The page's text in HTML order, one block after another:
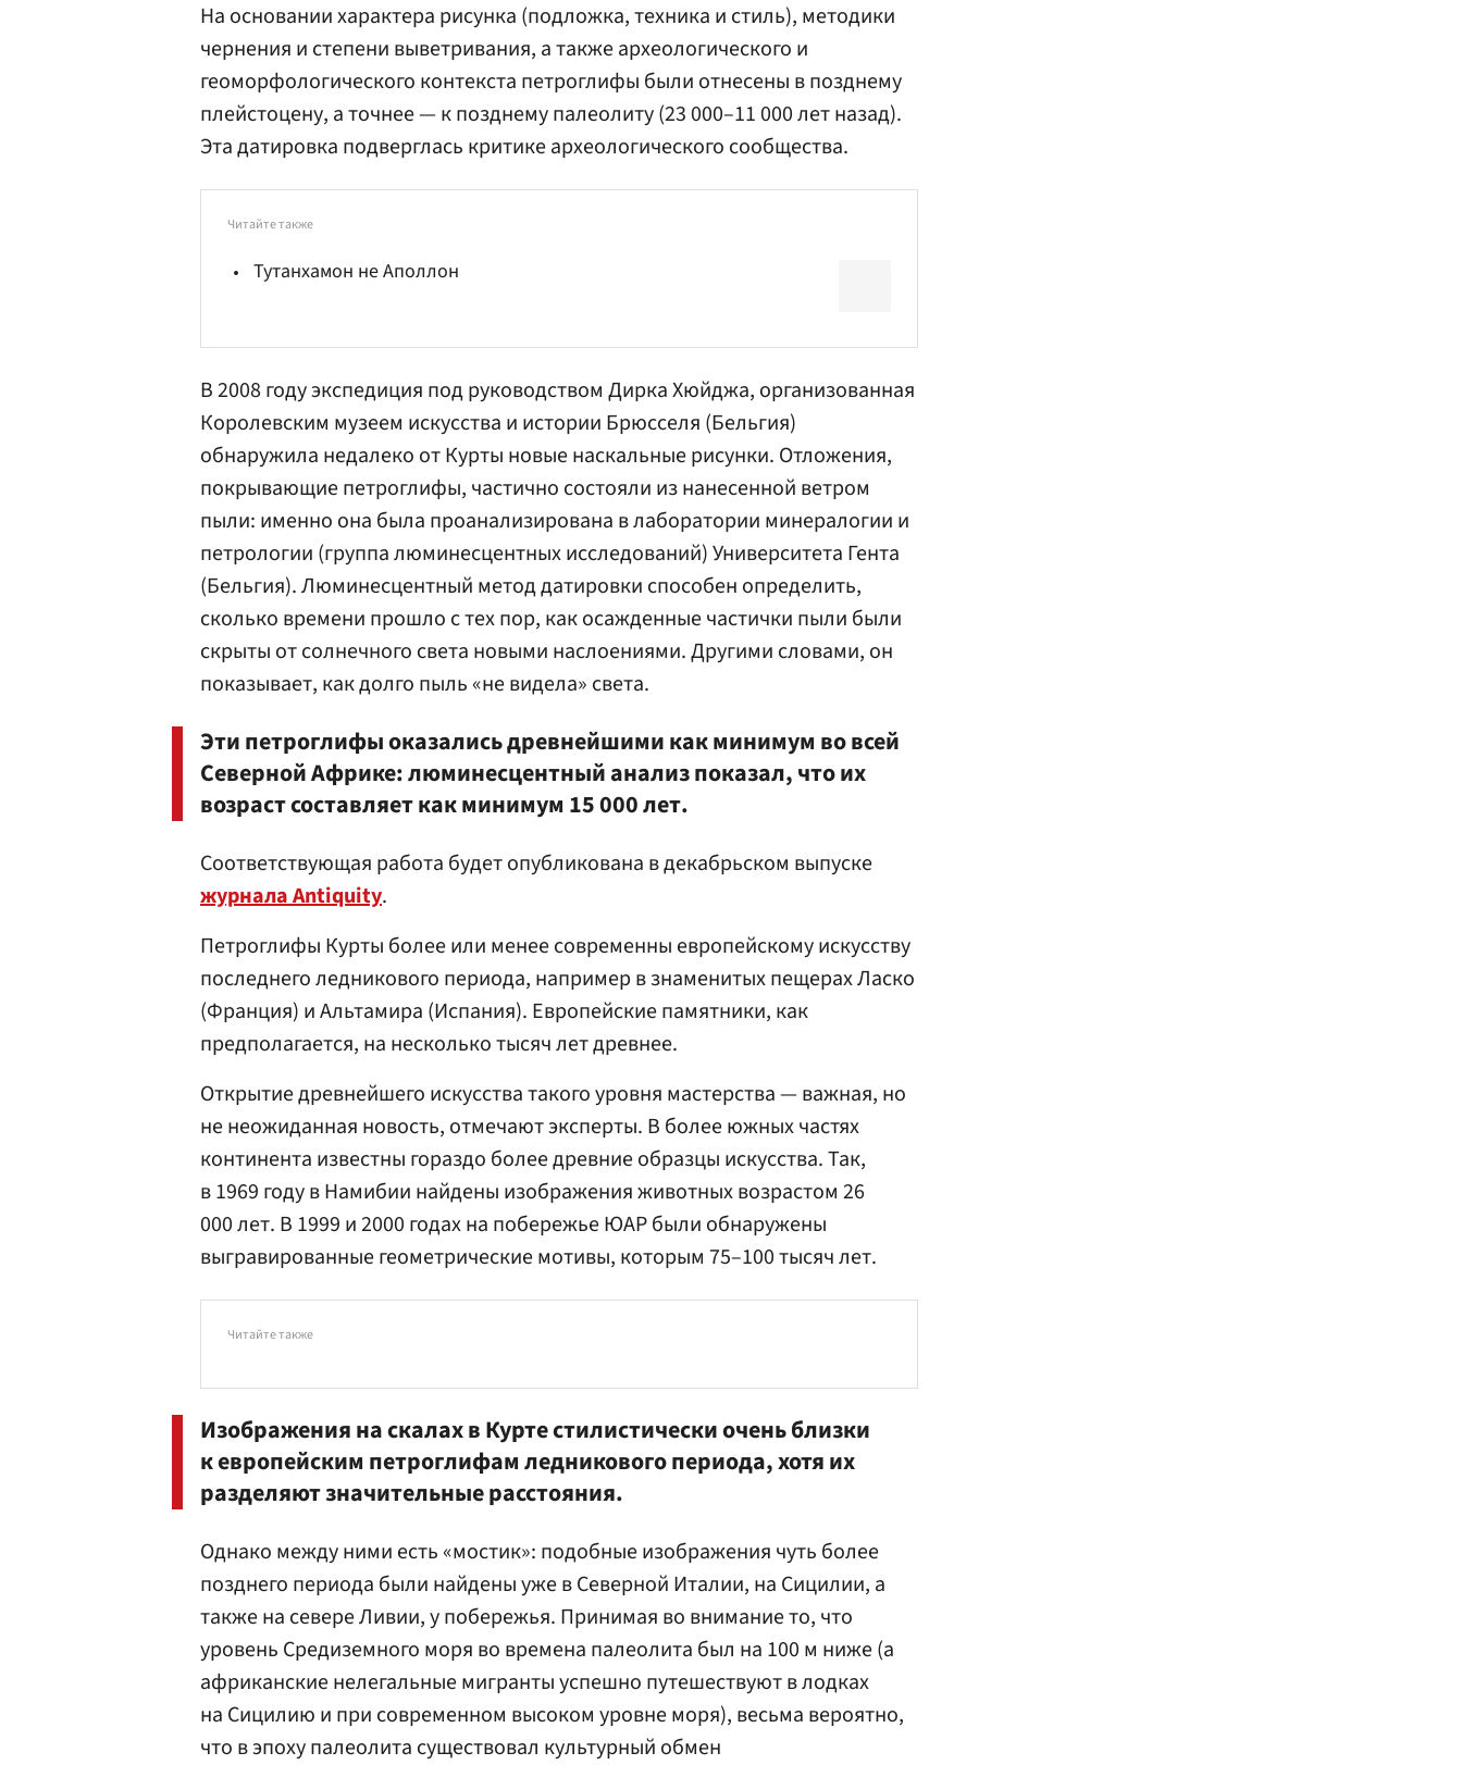
На основании характера рисунка (подложка, техника и стиль), методики
чернения и степени выветривания, а также археологического и
геоморфологического контекста петроглифы были отнесены в позднему
плейстоцену, а точнее — к позднему палеолиту (23 000–11 000 лет назад).
Эта датировка подверглась критике археологического сообщества.
Читайте также
Тутанхамон не Аполлон
В 2008 году экспедиция под руководством Дирка Хюйджа, организованная
Королевским музеем искусства и истории Брюсселя (Бельгия)
обнаружила недалеко от Курты новые наскальные рисунки. Отложения,
покрывающие петроглифы, частично состояли из нанесенной ветром
пыли: именно она была проанализирована в лаборатории минералогии и
петрологии (группа люминесцентных исследований) Университета Гента
(Бельгия). Люминесцентный метод датировки способен определить,
сколько времени прошло с тех пор, как осажденные частички пыли были
скрыты от солнечного света новыми наслоениями. Другими словами, он
показывает, как долго пыль «не видела» света.
Эти петроглифы оказались древнейшими как минимум во всей
Северной Африке: люминесцентный анализ показал, что их
возраст составляет как минимум 15 000 лет.
Соответствующая работа будет опубликована в декабрьском выпуске
журнала Antiquity.
Петроглифы Курты более или менее современны европейскому искусству
последнего ледникового периода, например в знаменитых пещерах Ласко
(Франция) и Альтамира (Испания). Европейские памятники, как
предполагается, на несколько тысяч лет древнее.
Открытие древнейшего искусства такого уровня мастерства — важная, но
не неожиданная новость, отмечают эксперты. В более южных частях
континента известны гораздо более древние образцы искусства. Так,
в 1969 году в Намибии найдены изображения животных возрастом 26
000 лет. В 1999 и 2000 годах на побережье ЮАР были обнаружены
выгравированные геометрические мотивы, которым 75–100 тысяч лет.
Читайте также
Изображения на скалах в Курте стилистически очень близки
к европейским петроглифам ледникового периода, хотя их
разделяют значительные расстояния.
Однако между ними есть «мостик»: подобные изображения чуть более
позднего периода были найдены уже в Северной Италии, на Сицилии, а
также на севере Ливии, у побережья. Принимая во внимание то, что
уровень Средиземного моря во времена палеолита был на 100 м ниже (а
африканские нелегальные мигранты успешно путешествуют в лодках
на Сицилию и при современном высоком уровне моря), весьма вероятно,
что в эпоху палеолита существовал культурный обмен